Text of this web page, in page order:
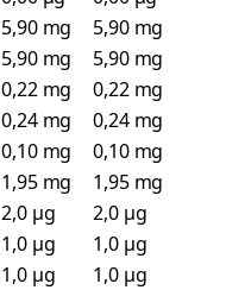
5,90 mg
5,90 mg
5,90 mg
5,90 mg
0,22 mg
0,22 mg
0,24 mg
0,24 mg
0,10 mg
0,10 mg
1,95 mg
1,95 mg
2,0 µg
2,0 µg
1,0 µg
1,0 µg
1,0 µg
1,0 µg